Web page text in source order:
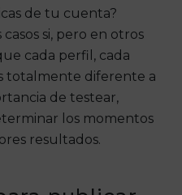
de tu cuenta?
si, pero en otros
cada perfil, cada
totalmente diferente a
de testear,
los momentos
resultados.